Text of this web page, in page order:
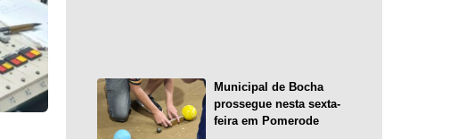
Municipal de Bocha
prossegue nesta sexta-
feira em Pomerode